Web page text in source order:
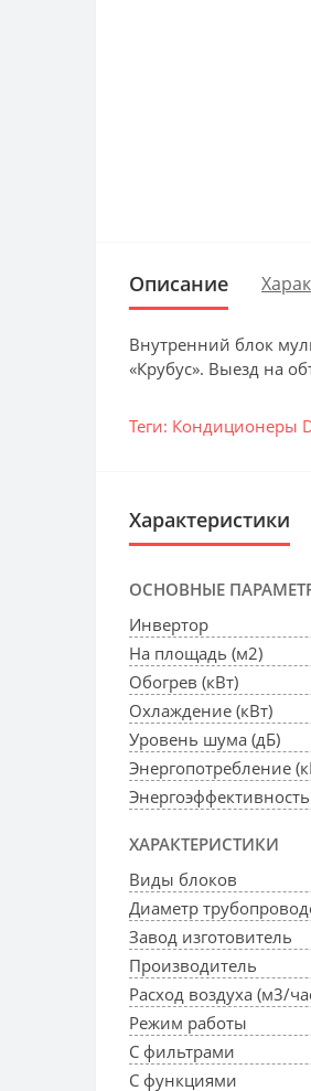
Описание
Внутренний блок
«Крубус». Выезд на
Теги: Кондиционеры
Характеристики
ОСНОВНЫЕ
Инвертор
На площадь (м2)
Обогрев (кВт)
Охлаждение (кВт)
Уровень шума (дБ)
Энергопотребление
Энергоэффективность
ХАРАКТЕРИСТИКИ
Виды блоков
Диаметр
Завод изготовитель
Производитель
Расход воздуха (м3/
Режим работы
С фильтрами
С функциями